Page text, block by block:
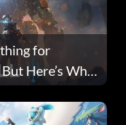
for
Here’s Why